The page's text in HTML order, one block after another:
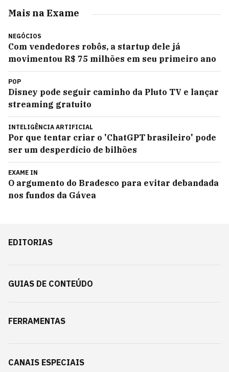
Mais na Exame
NEGÓCIOS
Com vendedores robôs, a startup dele já
movimentou R$ 75 milhões em seu primeiro ano
POP
Disney pode seguir caminho da Pluto TV e lançar
streaming gratuito
INTELIGÊNCIA ARTIFICIAL
Por que tentar criar o 'ChatGPT brasileiro' pode
ser um desperdício de bilhões
EXAME IN
O argumento do Bradesco para evitar debandada
nos fundos da Gávea
EDITORIAS
GUIAS DE CONTEÚDO
FERRAMENTAS
CANAIS ESPECIAIS